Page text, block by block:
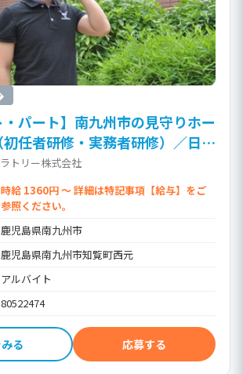
・パート】南九州市の見守りホー
任者研修・実務者研修）／日勤
／訪問介護（時給1,360円以
介護職員実務者研修(ホームヘル
トリー株式会社
時給 1360円 ～ 詳細は特記事項【給与】をご
参照ください。
鹿児島県南九州市
鹿児島県南九州市知覧町西元
アルバイト
80522474
る 応募する